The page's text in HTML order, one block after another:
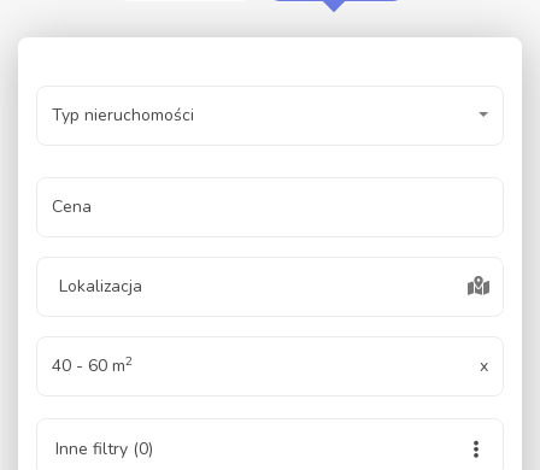
Typ nieruchomości
Cena
Lokalizacja
40 - 60 m2 x
Inne filtry (0)